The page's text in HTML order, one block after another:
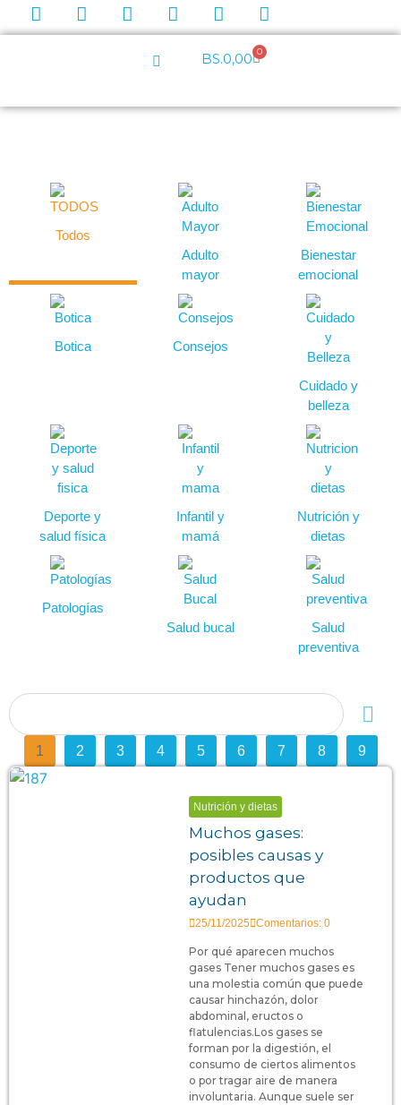
BS.0,00 0
Todos
Adulto
mayor
Bienestar
emocional
Botica Consejos
Cuidado y
belleza
Deporte y
salud física
Infantil y
mamá
Nutrición y
dietas
Patologías
Salud bucal
Salud
preventiva
1 2 3 4 5 6 7 8 9
Nutrición y dietas
Muchos gases:
posibles causas y
productos que
ayudan
25/11/2025 Comentarios: 0
Por qué aparecen muchos
gases Tener muchos gases es
una molestia común que puede
causar hinchazón, dolor
abdominal, eructos o
flatulencias.Los gases se
forman por la digestión, el
consumo de ciertos alimentos
o por tragar aire de manera
involuntaria. Aunque suele ser